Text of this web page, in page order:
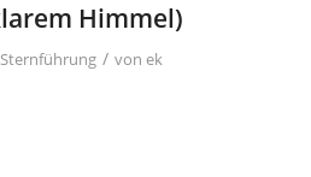
Himmel)
Sternführung / vonek